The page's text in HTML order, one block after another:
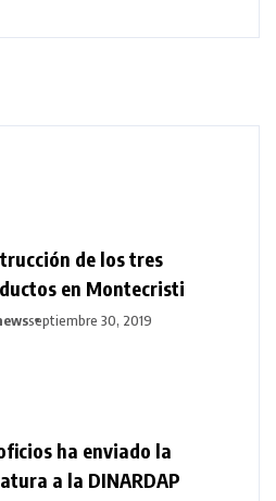
de los tres
en Montecristi
septiembre 30, 2019
ha enviado la
a la DINARDAP